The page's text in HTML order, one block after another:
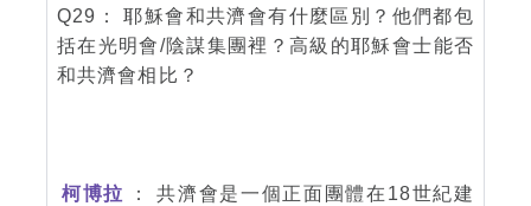
Q29： 耶穌會和共濟會有什麼區別？他們都包
括在光明會/陰謀集團裡？高級的耶穌會士能否
和共濟會相比？
柯博拉
： 共濟會是一個正面團體在18世紀建